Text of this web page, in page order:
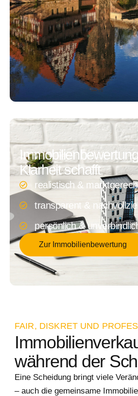
Klarheit schafft
realistisch &
transparent &
persönlich &
Zur Immobilienbewertung
FAIR, DISKRET UND
während der
Eine Scheidung bringt viele
– auch die gemeinsame